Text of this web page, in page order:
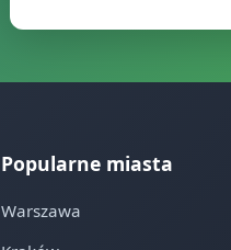
Popularne miasta
Warszawa